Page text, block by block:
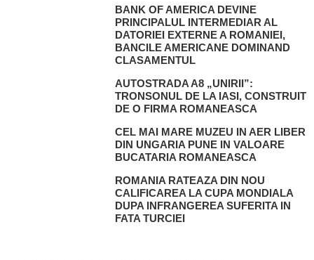
BANK OF AMERICA DEVINE
PRINCIPALUL INTERMEDIAR AL
DATORIEI EXTERNE A ROMANIEI,
BANCILE AMERICANE DOMINAND
CLASAMENTUL
AUTOSTRADA A8 „UNIRII”:
TRONSONUL DE LA IASI, CONSTRUIT
DE O FIRMA ROMANEASCA
CEL MAI MARE MUZEU IN AER LIBER
DIN UNGARIA PUNE IN VALOARE
BUCATARIA ROMANEASCA
ROMANIA RATEAZA DIN NOU
CALIFICAREA LA CUPA MONDIALA
DUPA INFRANGEREA SUFERITA IN
FATA TURCIEI